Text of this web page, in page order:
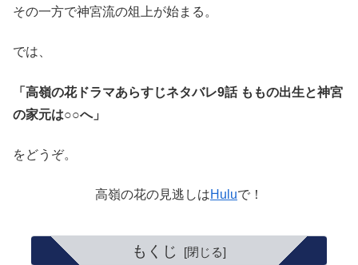
その一方で神宮流の俎上が始まる。
では、
「高嶺の花ドラマあらすじネタバレ9話 ももの出生と神宮
の家元は○○へ」
をどうぞ。
高嶺の花の見逃しはHuluで！
もくじ